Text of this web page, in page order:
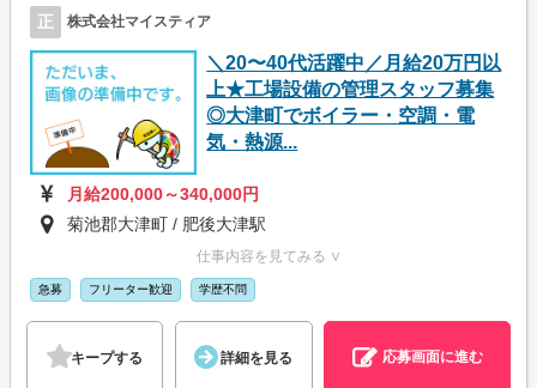
正 株式会社マイスティア
＼20〜40代活躍中／月給20万円以
上★工場設備の管理スタッフ募集
◎大津町でボイラー・空調・電
気・熱源...
月給200,000～340,000円
菊池郡大津町 / 肥後大津駅
仕事内容を見てみる ∨
急募 フリーター歓迎 学歴不問
キープする 詳細を見る 応募画面に進む